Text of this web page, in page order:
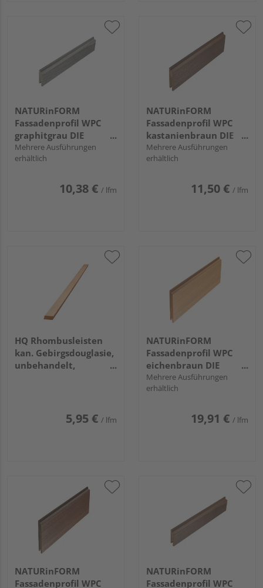
NATURinFORM
Fassadenprofil WPC
graphitgrau DIE
GESTALTENDE -
70x17mm
Mehrere Ausführungen
erhältlich
10,38 € / lfm
NATURinFORM
Fassadenprofil WPC
kastanienbraun DIE
GESTALTENDE -
103x17mm
Mehrere Ausführungen
erhältlich
11,50 € / lfm
HQ Rhombusleisten
kan. Gebirgsdouglasie,
unbehandelt,
5,95 € / lfm
NATURinFORM
Fassadenprofil WPC
eichenbraun DIE
GESTALTENDE
EXKLUSIV - 152x17mm
Mehrere Ausführungen
erhältlich
19,91 € / lfm
NATURinFORM
Fassadenprofil WPC
NATURinFORM
Fassadenprofil WPC